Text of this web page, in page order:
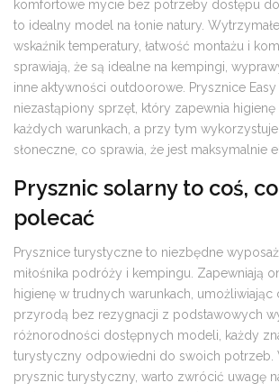
komfortowe mycie bez potrzeby dostępu
to idealny model na łonie natury. Wytrzymałe
wskaźnik temperatury, łatwość montażu i
sprawiają, że są idealne na kempingi,
inne aktywności outdoorowe. Prysznice
niezastąpiony sprzęt, który zapewnia
każdych warunkach, a przy tym
słoneczne, co sprawia, że jest maksymalnie
Prysznic solarny to coś,
polecać
Prysznice turystyczne to niezbędne
miłośnika podróży i kempingu. Zapewniają
higienę w trudnych warunkach, umożliwiając
przyrodą bez rezygnacji z podstawowych
różnorodności dostępnych modeli, każdy
turystyczny odpowiedni do swoich potrzeb.
prysznic turystyczny, warto zwrócić uwagę